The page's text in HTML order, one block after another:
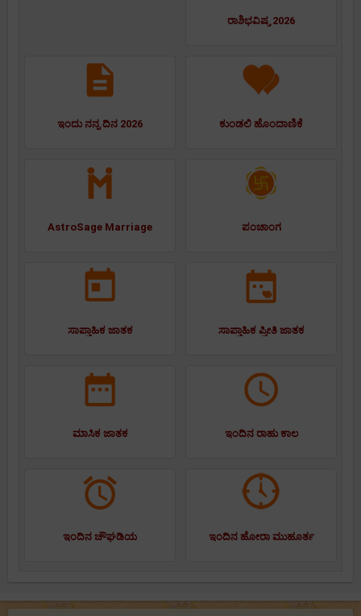
ರಾಶಿಭವಿಷ್ಯ 2026
ಇಂದು ನನ್ನ ದಿನ 2026 ಕುಂಡಲಿ ಹೊಂದಾಣಿಕೆ
AstroSage Marriage ಪಂಚಾಂಗ
ಸಾಪ್ತಾಹಿಕ ಜಾತಕ ಸಾಪ್ತಾಹಿಕ ಪ್ರೀತಿ ಜಾತಕ
ಮಾಸಿಕ ಜಾತಕ ಇಂದಿನ ರಾಹು ಕಾಲ
ಇಂದಿನ ಚೌಘಡಿಯ ಇಂದಿನ ಹೋರಾ ಮುಹೂರ್ತ